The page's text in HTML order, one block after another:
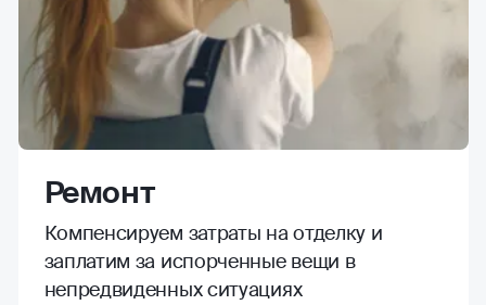
Ремонт
Компенсируем затраты на отделку и
заплатим за испорченные вещи в
непредвиденных ситуациях